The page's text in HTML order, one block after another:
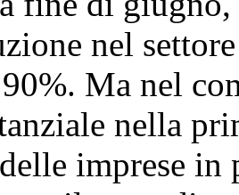
nel
Ma nel
nella
imprese